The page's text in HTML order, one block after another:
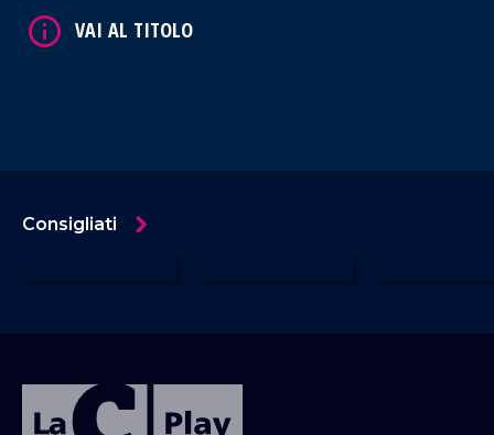
Consigliati